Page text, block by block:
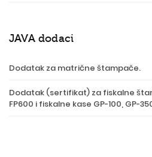
JAVA dodaci
Dodatak za matrične štampače.
Dodatak (sertifikat) za fiskalne
FP600 i fiskalne kase GP-100, GP-